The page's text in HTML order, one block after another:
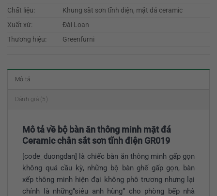
Chất liệu:
Khung sắt sơn tĩnh điện, mặt đá ceramic
Xuất xứ:
Đài Loan
Thương hiệu:
Greenfurni
Mô tả
Đánh giá (5)
Mô tả về bộ bàn ăn thông minh mặt đá
Ceramic chân sắt sơn tĩnh điện GR019
[code_duongdan] là chiếc bàn ăn thông minh gấp gọn
không quá cầu kỳ, những bộ bàn ghế gấp gọn, bàn
xếp thông minh hiện đại không phô trương nhưng lại
chính là những”siêu anh hùng” cho phòng bếp nhà